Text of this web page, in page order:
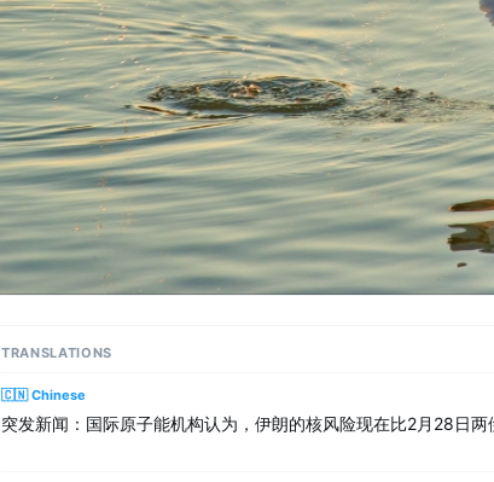
TRANSLATIONS
🇨🇳 Chinese
突发新闻：国际原子能机构认为，伊朗的核风险现在比2月28日两